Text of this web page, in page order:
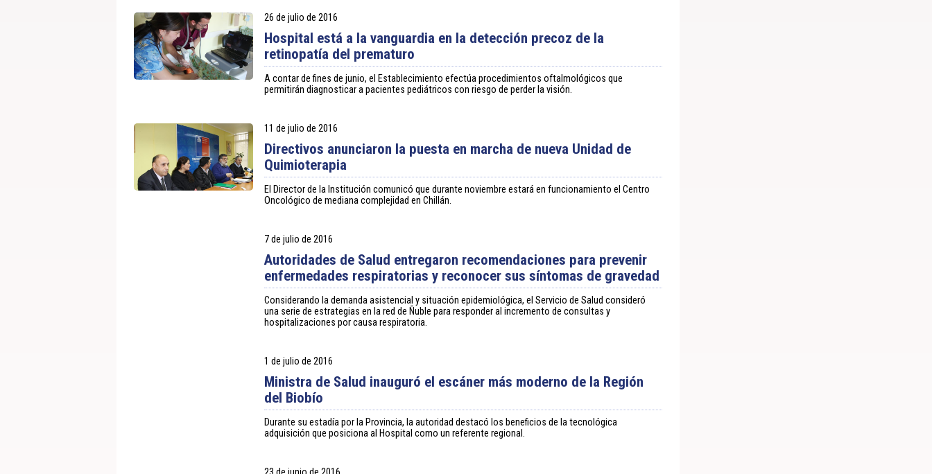
26 de julio de 2016
Hospital está a la vanguardia en la detección precoz de la
retinopatía del prematuro
A contar de fines de junio, el Establecimiento efectúa procedimientos oftalmológicos que
permitirán diagnosticar a pacientes pediátricos con riesgo de perder la visión.
11 de julio de 2016
Directivos anunciaron la puesta en marcha de nueva Unidad de
Quimioterapia
El Director de la Institución comunicó que durante noviembre estará en funcionamiento el Centro
Oncológico de mediana complejidad en Chillán.
7 de julio de 2016
Autoridades de Salud entregaron recomendaciones para prevenir
enfermedades respiratorias y reconocer sus síntomas de gravedad
Considerando la demanda asistencial y situación epidemiológica, el Servicio de Salud consideró
una serie de estrategias en la red de Ñuble para responder al incremento de consultas y
hospitalizaciones por causa respiratoria.
1 de julio de 2016
Ministra de Salud inauguró el escáner más moderno de la Región
del Biobío
Durante su estadía por la Provincia, la autoridad destacó los beneficios de la tecnológica
adquisición que posiciona al Hospital como un referente regional.